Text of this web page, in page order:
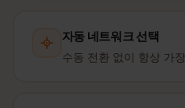
자동 네트워크 선택
수동 전환 없이 항상 가